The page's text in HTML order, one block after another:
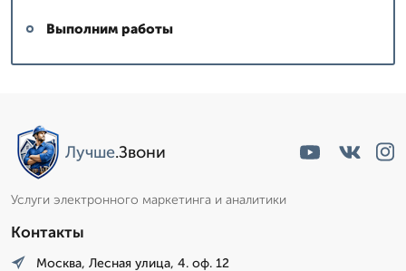
Выполним работы
Лучше.Звони
Услуги электронного маркетинга и аналитики
Контакты
Москва, Лесная улица, 4. оф. 12